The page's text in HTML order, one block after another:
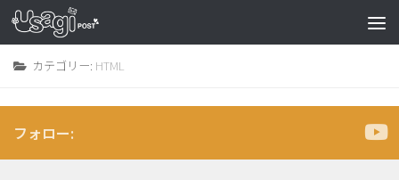
カテゴリー: HTML
フォロー: